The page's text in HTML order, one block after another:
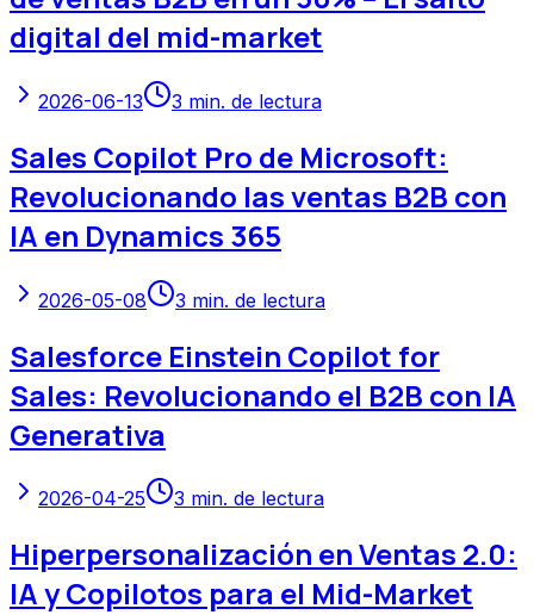
digital del mid-market
2026-06-13 3 min. de lectura
Sales Copilot Pro de Microsoft:
Revolucionando las ventas B2B con
IA en Dynamics 365
2026-05-08 3 min. de lectura
Salesforce Einstein Copilot for
Sales: Revolucionando el B2B con IA
Generativa
2026-04-25 3 min. de lectura
Hiperpersonalización en Ventas 2.0:
IA y Copilotos para el Mid-Market